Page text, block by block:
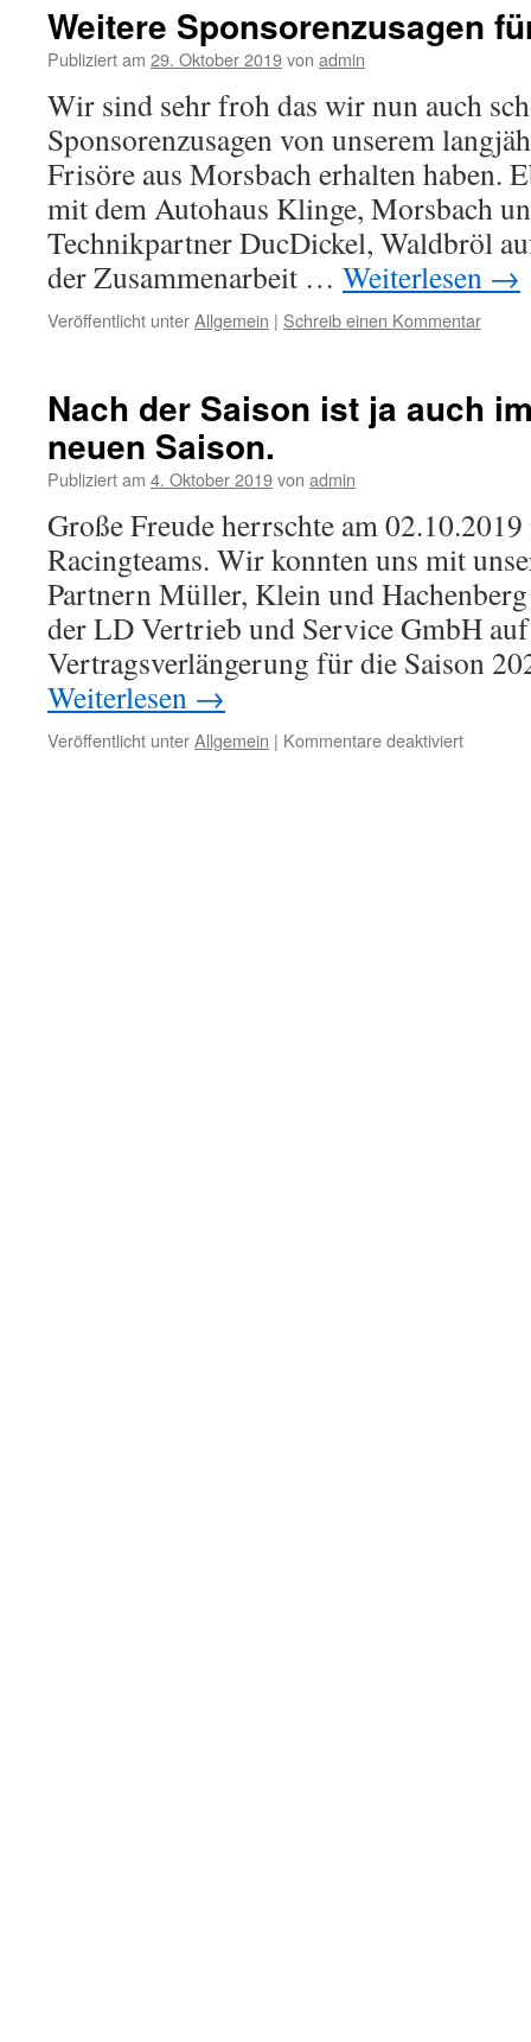
Weitere Sponsorenzusagen
Publiziert am 29. Oktober 2019von admin
Wir sind sehr froh das wir nun auch
Sponsorenzusagen von unserem
Frisöre aus Morsbach erhalten haben.
mit dem Autohaus Klinge, Morsbach
Technikpartner DucDickel, Waldbröl
der Zusammenarbeit … Weiterlesen →
Veröffentlicht unterAllgemein | Schreib einen Kommentar
Nach der Saison ist ja auch
neuen Saison.
Publiziert am 4. Oktober 2019von admin
Große Freude herrschte am
Racingteams. Wir konnten uns mit
Partnern Müller, Klein und
der LD Vertrieb und Service GmbH
Vertragsverlängerung für die Saison
Weiterlesen →
Veröffentlicht unterAllgemein | Kommentare deaktiviertfür